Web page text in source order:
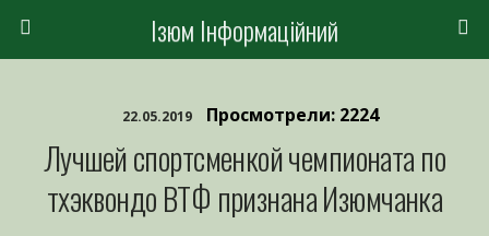
Ізюм Інформаційний
22.05.2019 Просмотрели: 2224
Лучшей спортсменкой чемпионата по
тхэквондо ВТФ признана Изюмчанка